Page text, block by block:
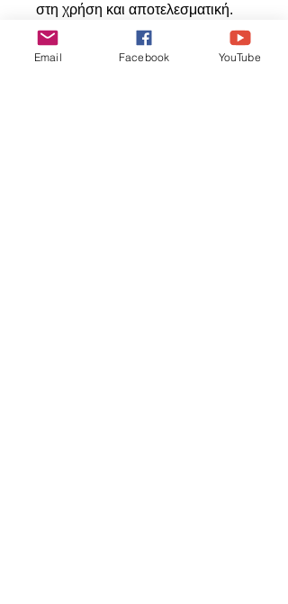
στη χρήση και αποτελεσματική.
Προσφέρετε στο αγαπημένο σας
πτηνό την καλύτερη φροντίδα.
Email Facebook YouTube